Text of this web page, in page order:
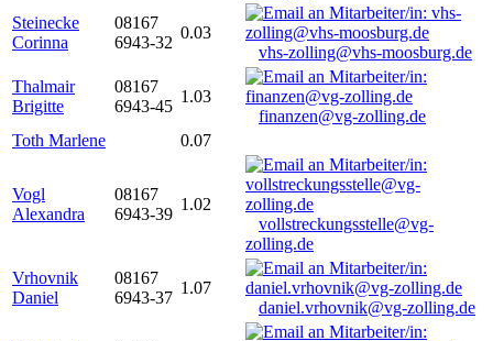
Steinecke
Corinna
08167
6943-32
0.03
vhs-zolling@vhs-moosburg.de
Thalmair
Brigitte
08167
6943-45
1.03
finanzen@vg-zolling.de
Toth Marlene
0.07
Vogl
Alexandra
08167
6943-39
1.02
vollstreckungsstelle@vg-
zolling.de
Vrhovnik
Daniel
08167
6943-37
1.07
daniel.vrhovnik@vg-zolling.de